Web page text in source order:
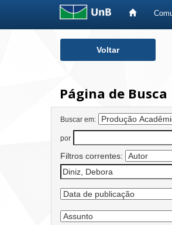
Voltar
Página de Busca
Buscar em:
por
Filtros correntes: